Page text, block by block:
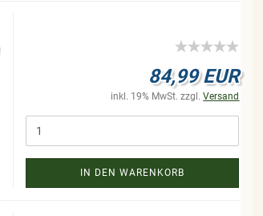
84,99 EUR
inkl. 19% MwSt. zzgl.Versand
IN DEN WARENKORB